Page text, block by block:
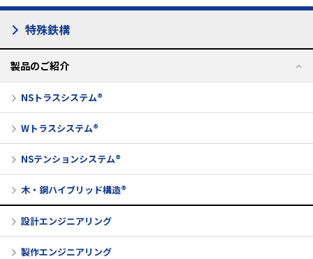
特殊鉄構
製品のご紹介
NSトラスシステム®
Wトラスシステム®
NSテンションシステム®
木・鋼ハイブリッド構造®
設計エンジニアリング
製作エンジニアリング